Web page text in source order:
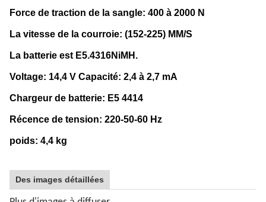
Force de traction de la sangle: 400 à 2000 N
La vitesse de la courroie: (152-225) MM/S
La batterie est E5.4316NiMH.
Voltage: 14,4 V Capacité: 2,4 à 2,7 mA
Chargeur de batterie: E5 4414
Récence de tension: 220-50-60 Hz
poids: 4,4 kg
Des images détaillées